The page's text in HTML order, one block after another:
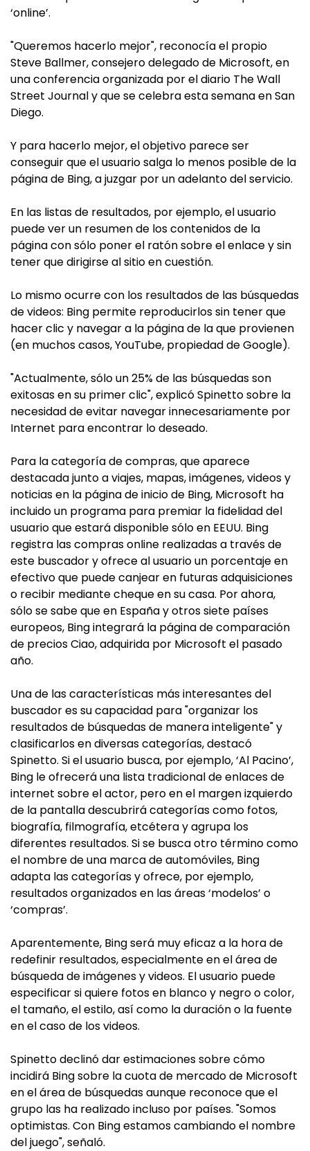
‘online’.
"Queremos hacerlo mejor", reconocía el propio
Steve Ballmer, consejero delegado de Microsoft, en
una conferencia organizada por el diario The Wall
Street Journal y que se celebra esta semana en San
Diego.
Y para hacerlo mejor, el objetivo parece ser
conseguir que el usuario salga lo menos posible de la
página de Bing, a juzgar por un adelanto del servicio.
En las listas de resultados, por ejemplo, el usuario
puede ver un resumen de los contenidos de la
página con sólo poner el ratón sobre el enlace y sin
tener que dirigirse al sitio en cuestión.
Lo mismo ocurre con los resultados de las búsquedas
de videos: Bing permite reproducirlos sin tener que
hacer clic y navegar a la página de la que provienen
(en muchos casos, YouTube, propiedad de Google).
"Actualmente, sólo un 25% de las búsquedas son
exitosas en su primer clic", explicó Spinetto sobre la
necesidad de evitar navegar innecesariamente por
Internet para encontrar lo deseado.
Para la categoría de compras, que aparece
destacada junto a viajes, mapas, imágenes, videos y
noticias en la página de inicio de Bing, Microsoft ha
incluido un programa para premiar la fidelidad del
usuario que estará disponible sólo en EEUU. Bing
registra las compras online realizadas a través de
este buscador y ofrece al usuario un porcentaje en
efectivo que puede canjear en futuras adquisiciones
o recibir mediante cheque en su casa. Por ahora,
sólo se sabe que en España y otros siete países
europeos, Bing integrará la página de comparación
de precios Ciao, adquirida por Microsoft el pasado
año.
Una de las características más interesantes del
buscador es su capacidad para "organizar los
resultados de búsquedas de manera inteligente" y
clasificarlos en diversas categorías, destacó
Spinetto. Si el usuario busca, por ejemplo, ‘Al Pacino’,
Bing le ofrecerá una lista tradicional de enlaces de
internet sobre el actor, pero en el margen izquierdo
de la pantalla descubrirá categorías como fotos,
biografía, filmografía, etcétera y agrupa los
diferentes resultados. Si se busca otro término como
el nombre de una marca de automóviles, Bing
adapta las categorías y ofrece, por ejemplo,
resultados organizados en las áreas ‘modelos’ o
‘compras’.
Aparentemente, Bing será muy eficaz a la hora de
redefinir resultados, especialmente en el área de
búsqueda de imágenes y videos. El usuario puede
especificar si quiere fotos en blanco y negro o color,
el tamaño, el estilo, así como la duración o la fuente
en el caso de los videos.
Spinetto declinó dar estimaciones sobre cómo
incidirá Bing sobre la cuota de mercado de Microsoft
en el área de búsquedas aunque reconoce que el
grupo las ha realizado incluso por países. "Somos
optimistas. Con Bing estamos cambiando el nombre
del juego", señaló.